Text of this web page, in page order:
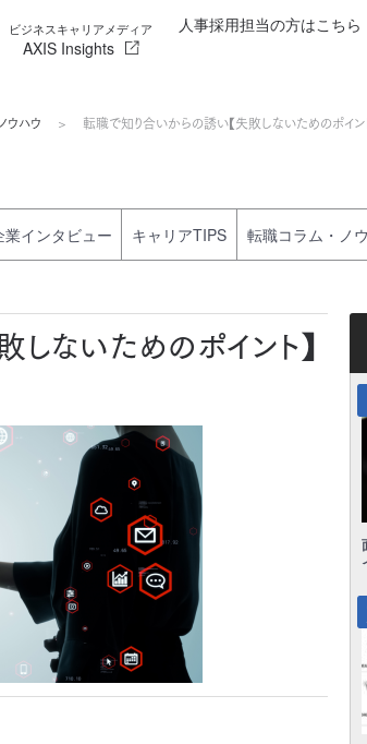
ビジネスキャリアメディア
AXIS Insights
人事採用担当の方はこちら
ウハウ 転職で知り合いからの誘い【失敗しないためのポイン
業インタビュー キャリアTIPS 転職コラム・ノ
ないためのポイント】